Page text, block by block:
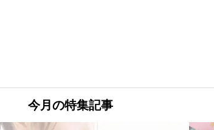
今月の特集記事